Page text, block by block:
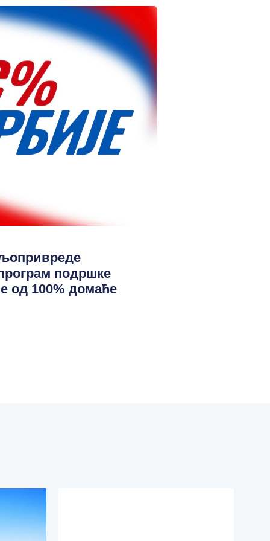
подршке
од 100% домаће